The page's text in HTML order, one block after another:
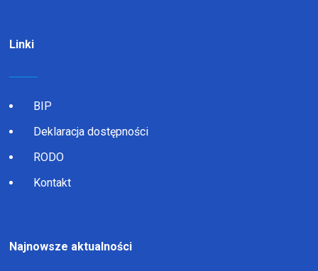
Linki
BIP
Deklaracja dostępności
RODO
Kontakt
Najnowsze aktualności